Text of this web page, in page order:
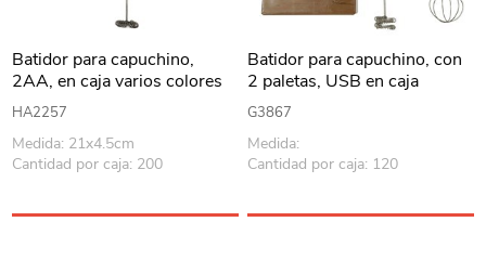
Batidor para capuchino,
2AA, en caja varios colores
HA2257
Medida: 21x4.5cm
Cantidad por caja: 200
Batidor para capuchino, con
2 paletas, USB en caja
G3867
Medida:
Cantidad por caja: 120